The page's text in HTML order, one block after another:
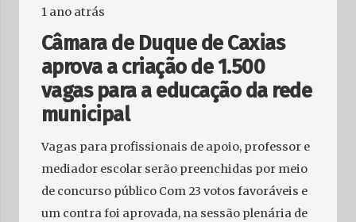
1 ano atrás
Câmara de Duque de Caxias
aprova a criação de 1.500
vagas para a educação da rede
municipal
Vagas para profissionais de apoio, professor e
mediador escolar serão preenchidas por meio
de concurso público Com 23 votos favoráveis e
um contra foi aprovada, na sessão plenária de